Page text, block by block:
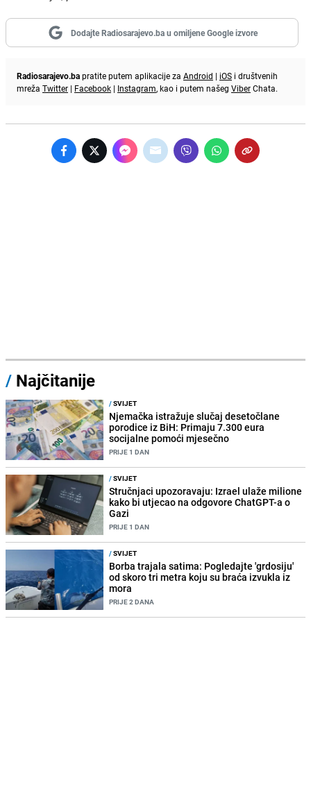
Dodajte Radiosarajevo.ba u omiljene Google izvore
Radiosarajevo.bapratite putem aplikacije za Android | iOS i društvenih
mreža Twitter | Facebook | Instagram, kao i putem našeg ViberChata.
/ Najčitanije
/SVIJET
Njemačka istražuje slučaj desetočlane
porodice iz BiH: Primaju 7.300 eura
socijalne pomoći mjesečno
PRIJE 1 DAN
/SVIJET
Stručnjaci upozoravaju: Izrael ulaže milione
kako bi utjecao na odgovore ChatGPT-a o
Gazi
PRIJE 1 DAN
/SVIJET
Borba trajala satima: Pogledajte 'grdosiju'
od skoro tri metra koju su braća izvukla iz
mora
PRIJE 2 DANA